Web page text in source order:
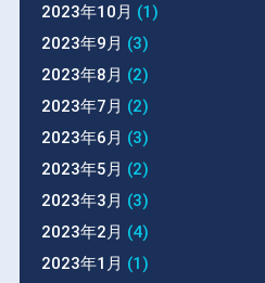
2023年10月 (1)
2023年9月 (3)
2023年8月 (2)
2023年7月 (2)
2023年6月 (3)
2023年5月 (2)
2023年3月 (3)
2023年2月 (4)
2023年1月 (1)